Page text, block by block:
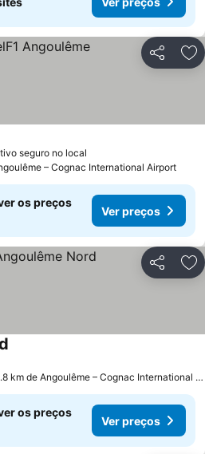
Partilhar
seguro no local
– Cognac International Airport
os preços
Ver preços
Partilhar
a 4.8 km de Angoulême – Cognac International Airport
os preços
Ver preços